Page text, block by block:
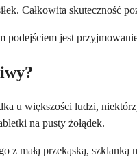
Całkowita skuteczność
podejściem jest
u większości ludzi,
na pusty żołądek.
z małą przekąską,